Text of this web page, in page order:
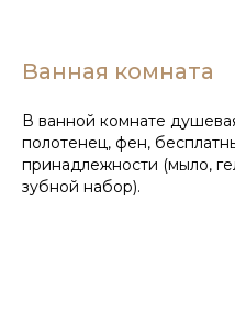
Ванная комната
В ванной комнате
полотенец, фен,
принадлежности (мыло,
зубной набор).